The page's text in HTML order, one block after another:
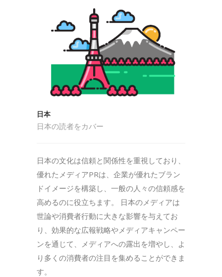
日本
日本の読者をカバー
日本の文化は信頼と関係性を重視しており、
優れたメディアPRは、企業が優れたブラン
ドイメージを構築し、一般の人々の信頼感を
高めるのに役立ちます。 日本のメディアは
世論や消費者行動に大きな影響を与えてお
り、効果的な広報戦略やメディアキャンペー
ンを通じて、メディアへの露出を増やし、よ
り多くの消費者の注目を集めることができま
す。